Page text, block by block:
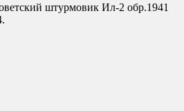
штурмовик Ил-2 обр.1941